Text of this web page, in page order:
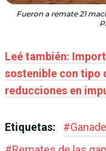
Fueron a remate 21
Leé también:
sostenible con tipo
reducciones en
Etiquetas: #